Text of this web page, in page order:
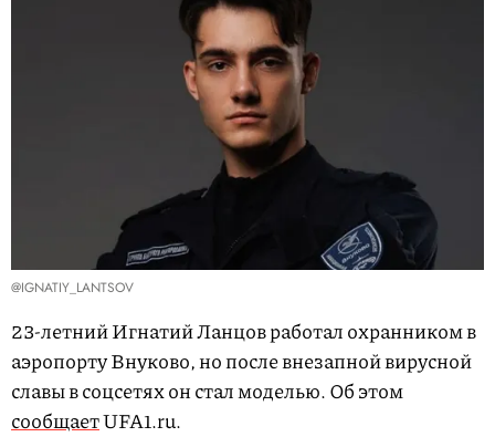
@IGNATIY_LANTSOV
23-летний Игнатий Ланцов работал охранником в
аэропорту Внуково, но после внезапной вирусной
славы в соцсетях он стал моделью. Об этом
сообщаетUFA1.ru.